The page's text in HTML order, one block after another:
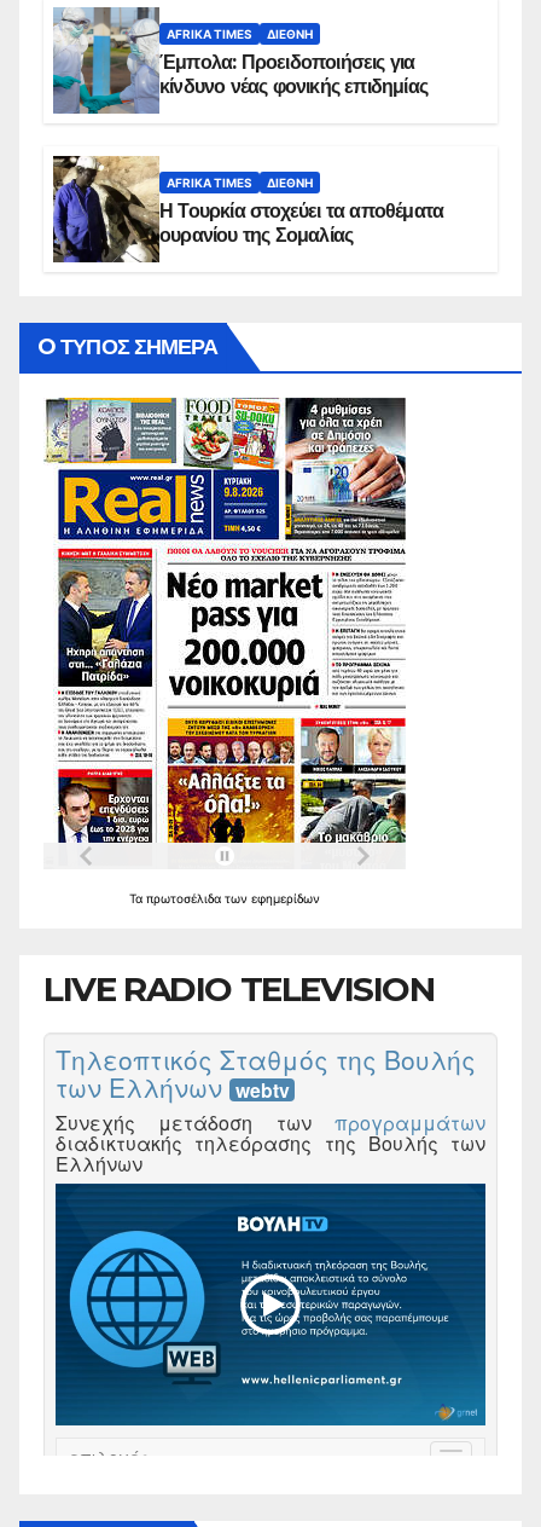
AFRIKA TIMES ΔΙΕΘΝΉ
Έμπολα: Προειδοποιήσεις για
κίνδυνο νέας φονικής επιδημίας
AFRIKA TIMES ΔΙΕΘΝΉ
Η Τουρκία στοχεύει τα αποθέματα
ουρανίου της Σομαλίας
O ΤΥΠΟΣ ΣΗΜΕΡΑ
Τα πρωτοσέλιδα των εφημερίδων
LIVE RADIO TELEVISION